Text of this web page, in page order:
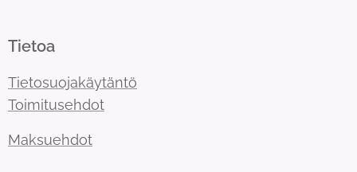
Tietoa
Tietosuojakäytäntö
Toimitusehdot
Maksuehdot